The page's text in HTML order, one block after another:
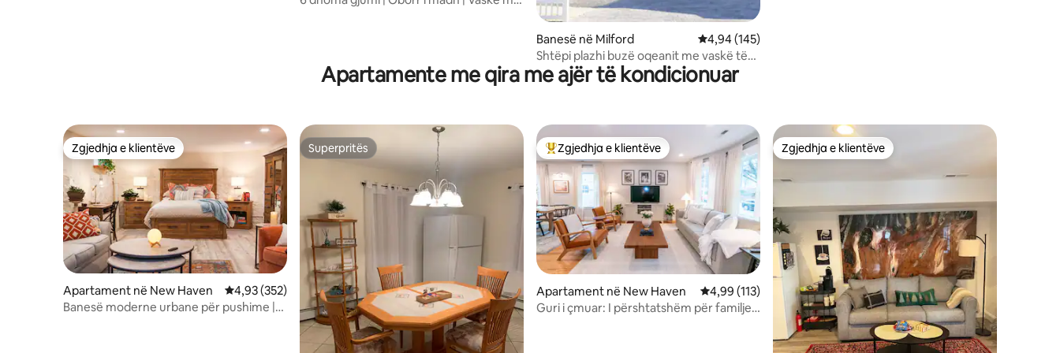
Banesë në Milford Vlerësimi mesatar 4,94 nga 5, 145 vlerësime
4,94 (145)
Shtëpi plazhi buzë oqeanit me vaskë të
nxehtë private
Apartamente me qira me ajër të kondicionuar
Zgjedhja e klientëve
Zgjedhja e klientëve
Apartament në New Haven Vlerësimi mesatar 4,93 nga 5, 352 vlerësime
4,93 (352)
Banesë moderne urbane për pushime |
Superpritës
Superpritës Më të mirat e zgjedhjeve të klientëve
Zgjedhja e klientëve
Apartament në New Haven Vlerësimi mesatar 4,99 nga 5, 113 vlerësime
4,99 (113)
Guri i çmuar: I përshtatshëm për familje,
Zgjedhja e klientëve
Zgjedhja e klientëve